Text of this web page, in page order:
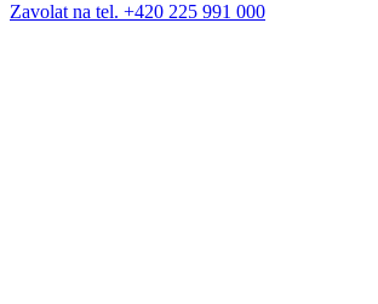
Zavolat na tel. +420 225 991 000